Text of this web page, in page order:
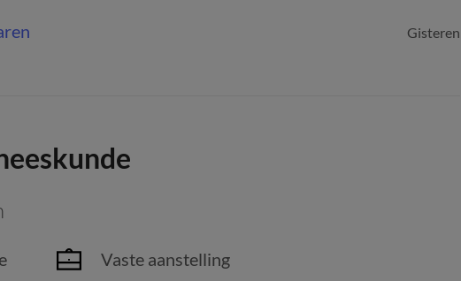
Gisteren
Vaste aanstelling